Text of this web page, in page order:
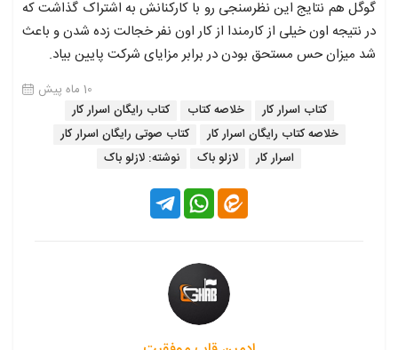
گوگل هم نتایج این نظرسنجی رو با کارکنانش به اشتراک گذاشت که
در نتیجه اون خیلی از کارمندا از کار اون نفر خجالت زده شدن و باعث
شد میزان حس مستحق بودن در برابر مزایای شرکت پایین بیاد.
10 ماه پیش
کتاب اسرار کار
خلاصه کتاب
کتاب رایگان اسرار کار
خلاصه کتاب رایگان اسرار کار
کتاب صوتی رایگان اسرار کار
اسرار کار
لازلو باک نوشته: لازلو باک